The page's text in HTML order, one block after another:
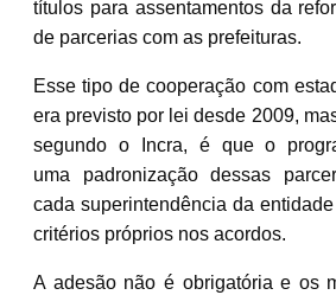
títulos para assentamentos da
de parcerias com as prefeituras.
Esse tipo de cooperação com
era previsto por lei desde 2009,
segundo o Incra, é que o
uma padronização dessas
cada superintendência da
critérios próprios nos acordos.
A adesão não é obrigatória e os